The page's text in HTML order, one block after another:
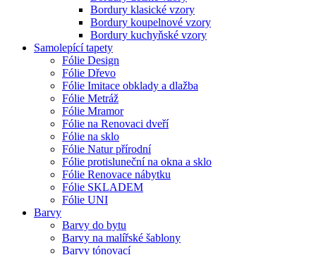
Bordury klasické vzory
Bordury koupelnové vzory
Bordury kuchyňské vzory
Samolepící tapety
Fólie Design
Fólie Dřevo
Fólie Imitace obklady a dlažba
Fólie Metráž
Fólie Mramor
Fólie na Renovaci dveří
Fólie na sklo
Fólie Natur přírodní
Fólie protisluneční na okna a sklo
Fólie Renovace nábytku
Fólie SKLADEM
Fólie UNI
Barvy
Barvy do bytu
Barvy na malířské šablony
Barvy tónovací